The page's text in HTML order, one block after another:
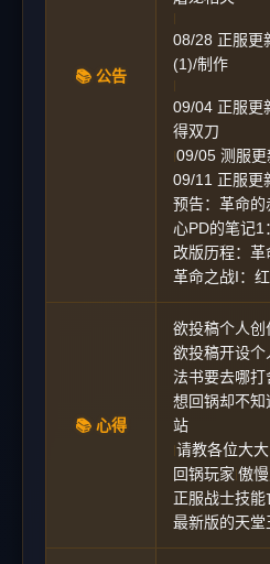
📚 公告
|
08/28 正服更
(1)/制作
|
09/04 正服更
得双刀
|09/05 测服
09/11 正服更
预告：革命
心PD的笔记1
改版历程：革
革命之战I：
📚 心得
欲投稿个人创
欲投稿开设个
法书要去哪
想回锅却不知
站
|请教各位大大
回锅玩家|傲
正服战士技能
最新版的天堂